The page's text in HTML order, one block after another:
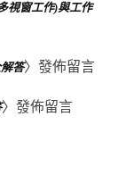
視窗工作)與工作
答〉發佈留言
〉發佈留言